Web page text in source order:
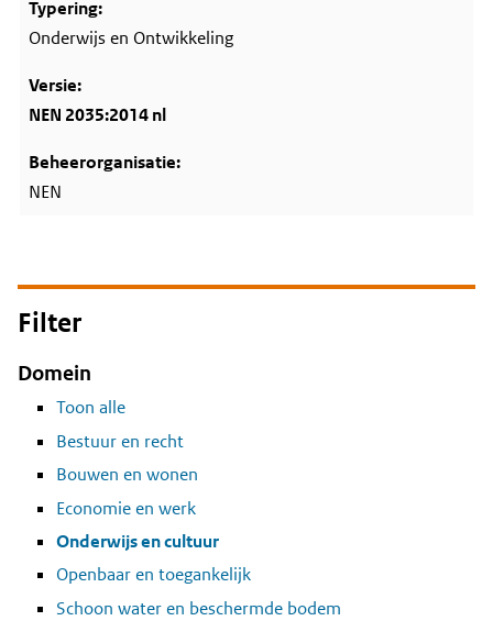
Onderwijs en Ontwikkeling
NEN 2035:2014 nl
NEN
Filter
Domein
Toon alle
Bestuur en recht
Bouwen en wonen
Economie en werk
Onderwijs en cultuur
Openbaar en toegankelijk
Schoon water en beschermde bodem